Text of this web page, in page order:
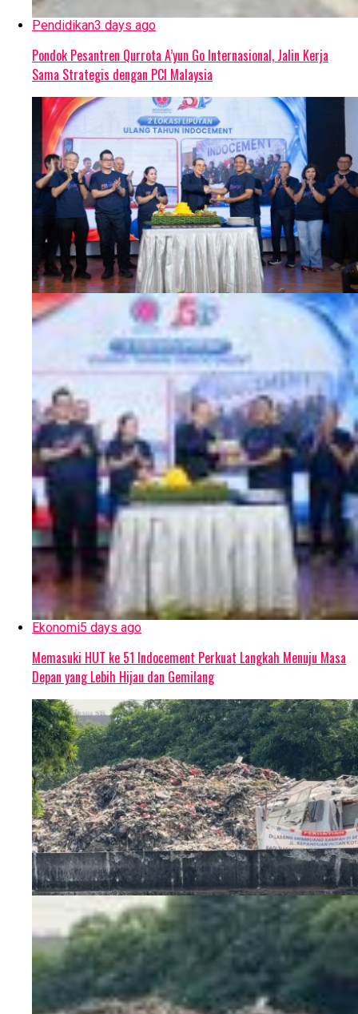
Pendidikan3 days ago
Pondok Pesantren Qurrota A’yun Go Internasional, Jalin Kerja
Sama Strategis dengan PCI Malaysia
Ekonomi5 days ago
Memasuki HUT ke 51 Indocement Perkuat Langkah Menuju Masa
Depan yang Lebih Hijau dan Gemilang